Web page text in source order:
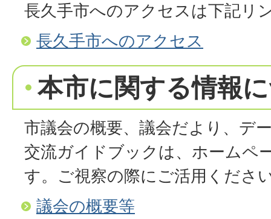
長久手市へのアクセスは下記リ
長久手市へのアクセス
本市に関する情報
市議会の概要、​議会だより、デ
交流ガイドブックは、ホームペ
す。ご視察の際にご活用くださ
議会の概要等